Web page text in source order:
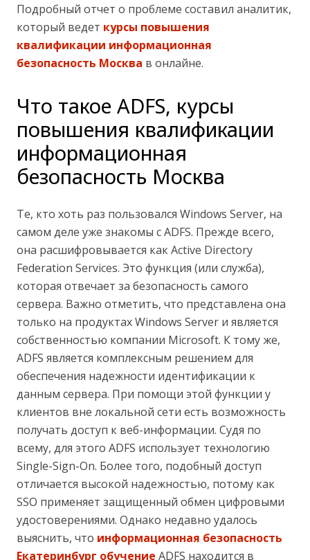
Подробный отчет о проблеме составил аналитик,
который ведет курсы повышения
квалификации информационная
безопасность Москва в онлайне.
Что такое ADFS, курсы
повышения квалификации
информационная
безопасность Москва
Те, кто хоть раз пользовался Windows Server, на
самом деле уже знакомы с ADFS. Прежде всего,
она расшифровывается как Active Directory
Federation Services. Это функция (или служба),
которая отвечает за безопасность самого
сервера. Важно отметить, что представлена она
только на продуктах Windows Server и является
собственностью компании Microsoft. К тому же,
ADFS является комплексным решением для
обеспечения надежности идентификации к
данным сервера. При помощи этой функции у
клиентов вне локальной сети есть возможность
получать доступ к веб-информации. Судя по
всему, для этого ADFS использует технологию
Single-Sign-On. Более того, подобный доступ
отличается высокой надежностью, потому как
SSO применяет защищенный обмен цифровыми
удостоверениями. Однако недавно удалось
выяснить, что информационная безопасность
Екатеринбург обучение ADFS находится в